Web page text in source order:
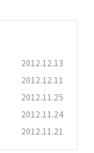
2012.12.13
2012.12.11
2012.11.25
2012.11.24
2012.11.21